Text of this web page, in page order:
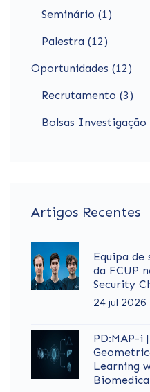
Seminário (1)
Palestra (12)
Oportunidades (12)
Recrutamento (3)
Bolsas Investigação
Artigos Recentes
Equipa de
da FCUP
Security
24 jul 2026
PD:MAP-i
Learning